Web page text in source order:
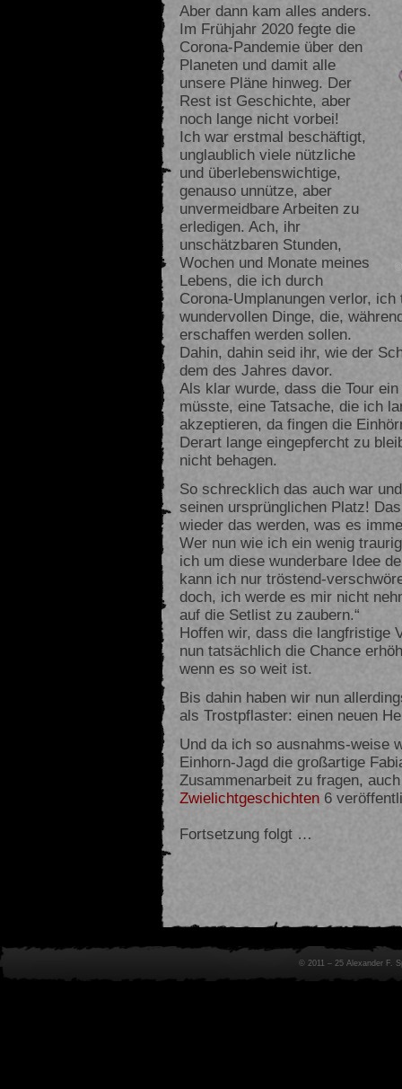
Aber dann kam alles anders.
Im Frühjahr 2020 fegte die
Corona-Pandemie über den
Planeten und damit alle
unsere Pläne hinweg. Der
Rest ist Geschichte, aber
noch lange nicht vorbei!
Ich war erstmal beschäftigt,
unglaublich viele nützliche
und überlebenswichtige,
genauso unnütze, aber
unvermeidbare Arbeiten zu
erledigen. Ach, ihr
unschätzbaren Stunden,
Wochen und Monate meines
Lebens, die ich durch
Corona-Umplanungen verlor,
wundervollen Dinge, die,
erschaffen werden sollen.
Dahin, dahin seid ihr, wie der
dem des Jahres davor.
Als klar wurde, dass die Tour
müsste, eine Tatsache, die ich
akzeptieren, da fingen die
Derart lange eingepfercht zu
nicht behagen.
So schrecklich das auch war
seinen ursprünglichen Platz!
wieder das werden, was es
Wer nun wie ich ein wenig
ich um diese wunderbare Idee
kann ich nur tröstend-
doch, ich werde es mir nicht
auf die Setlist zu zaubern.“
Hoffen wir, dass die langfristige
nun tatsächlich die Chance
wenn es so weit ist.
Bis dahin haben wir nun
als Trostpflaster: einen neuen
Und da ich so ausnahms-weise
Einhorn-Jagd die großartige
Zusammenarbeit zu fragen,
Zwielichtgeschichten 6
Fortsetzung folgt …
© 2011 – 25 Alexander F.